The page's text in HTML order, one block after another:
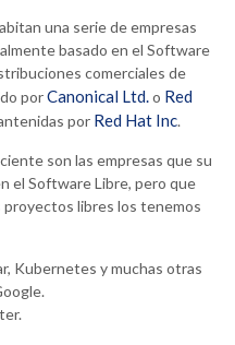
una serie de empresas
basado en el Software
comerciales de
porCanonical Ltd.o Red
por Red Hat Inc.
son las empresas que su
el Software Libre, pero que
libres los tenemos
Kubernetes y muchas otras